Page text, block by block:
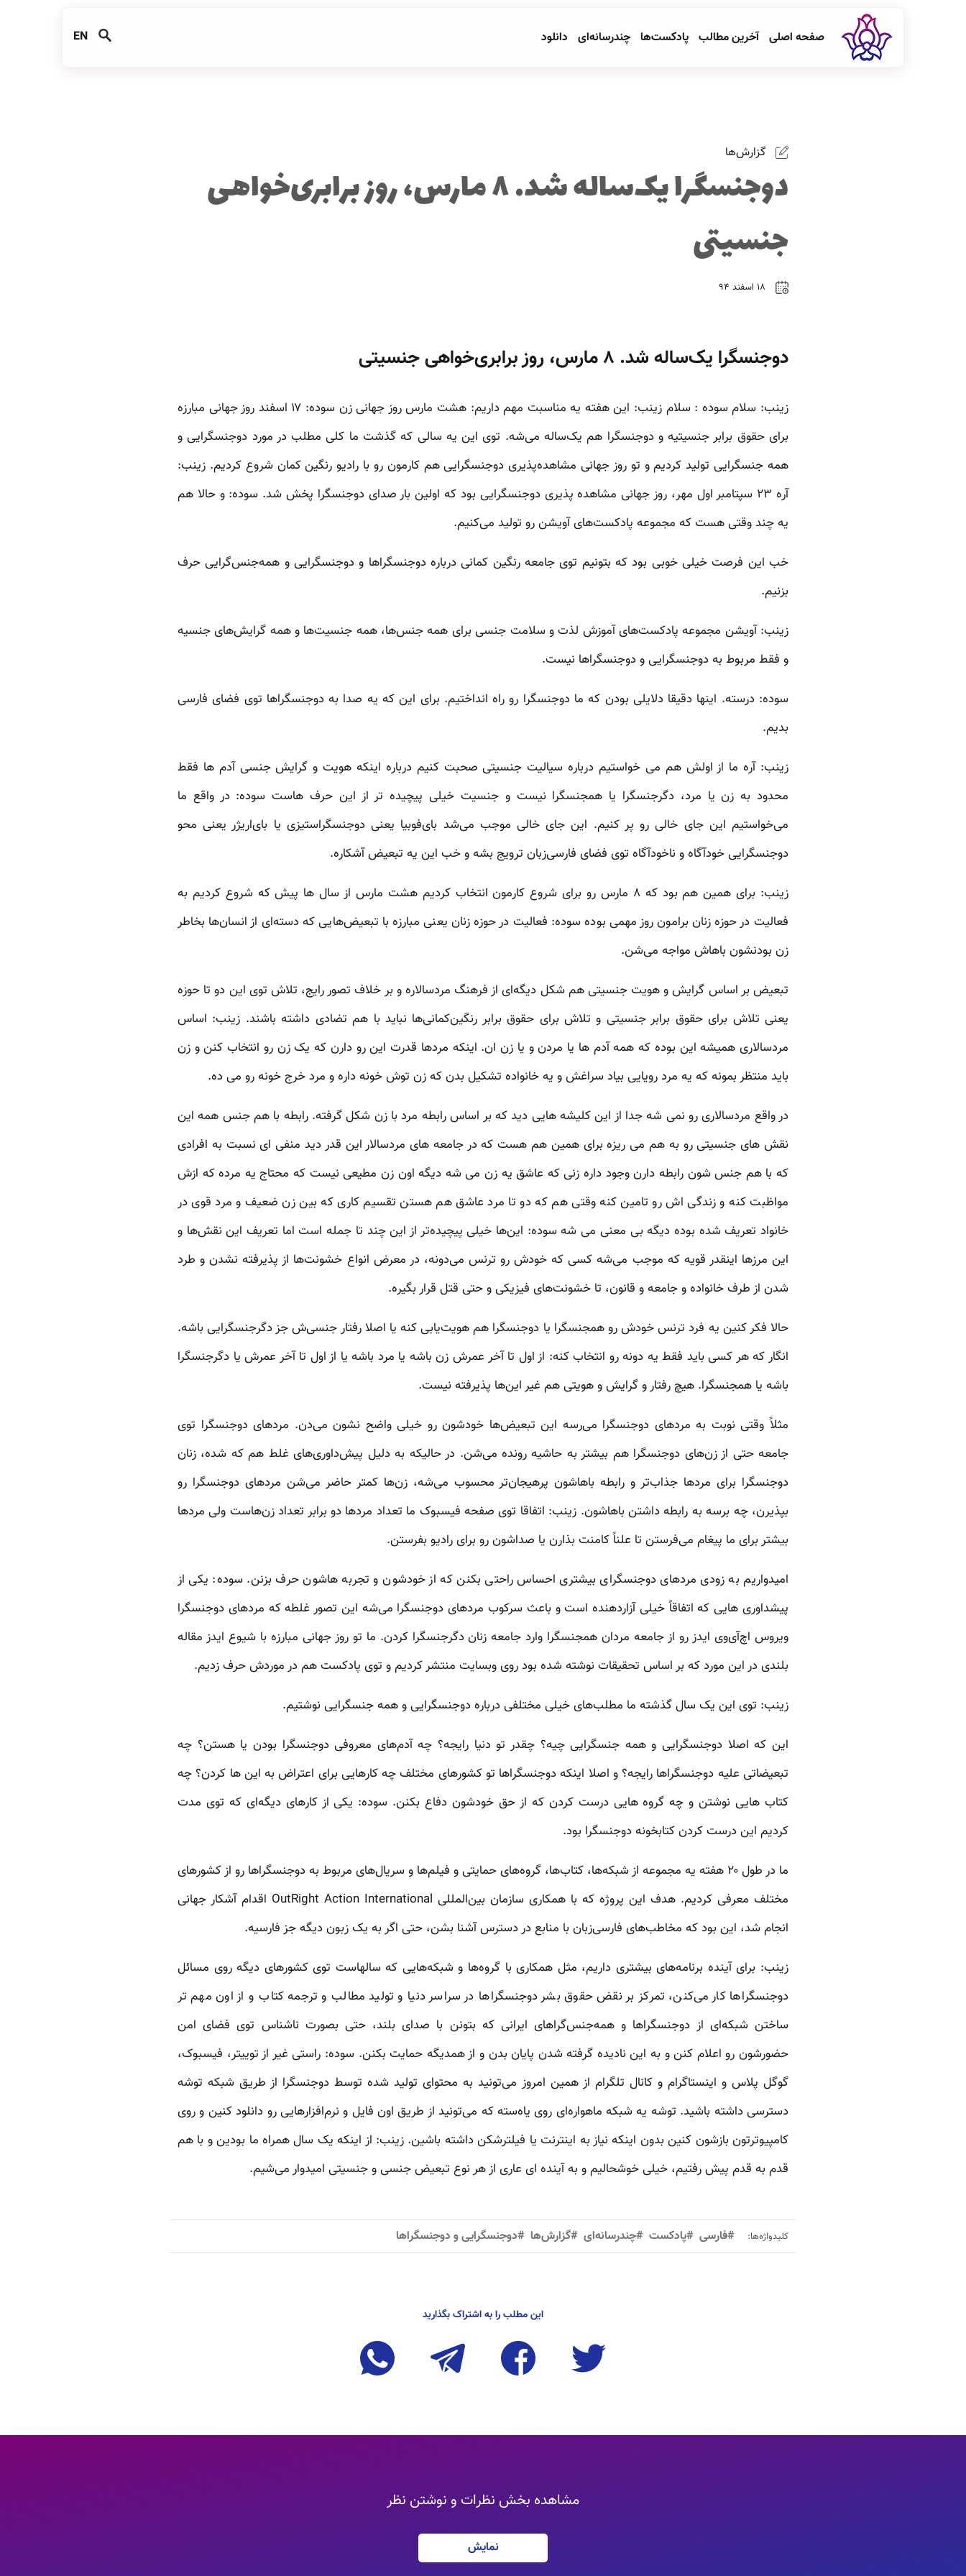
صفحه اصلی آخرین مطالب پادکست‌ها چندرسانه‌ای دانلود EN
گزارش‌ها
دوجنسگرا یک‌ساله شد. ۸ مارس، روز برابری‌خواهی
جنسیتی
دوجنسگرا یک‌ساله شد. ۸ مارس، روز برابری‌خواهی جنسیتی
زینب: سلام سوده : سلام زینب:‌ این هفته یه مناسبت مهم داریم: هشت مارس روز جهانی زن سوده: ۱۷ اسفند روز جهانی مبارزه
برای حقوق برابر جنسیتیه و دوجنسگرا هم یک‌ساله می‌شه. توی این یه سالی که گذشت ما کلی مطلب در مورد دوجنسگرایی و
همه جنسگرایی تولید کردیم و تو روز جهانی مشاهده‌پذیری دوجنسگرایی هم کارمون رو با رادیو رنگین کمان شروع کردیم. زینب:‌
آره ۲۳ سپتامبر اول مهر، روز جهانی مشاهده پذیری دوجنسگرایی بود که اولین بار صدای دوجنسگرا پخش شد. سوده:‌ و حالا هم
یه چند وقتی هست که مجموعه پادکست‌های آویشن رو تولید می‌کنیم.
خب این فرصت خیلی خوبی بود که بتونیم توی جامعه رنگین کمانی درباره دوجنسگراها و دوجنسگرایی و همه‌جنس‌گرایی حرف
بزنیم.
زینب:‌ آویشن مجموعه پادکست‌های آموزش لذت و سلامت جنسی برای همه جنس‌ها، همه جنسیت‌ها و همه گرایش‌های جنسیه
و فقط مربوط به دوجنسگرایی و دوجنسگراها نیست.
سوده:‌ درسته. اینها دقیقا دلایلی بودن که ما دوجنسگرا رو راه انداختیم. برای این که یه صدا به دوجنسگراها توی فضای فارسی
بدیم.
زینب:‌ آره ما از اولش هم می خواستیم درباره سیالیت جنسیتی صحبت کنیم درباره اینکه هویت و گرایش جنسی آدم ها فقط
محدود به زن یا مرد، دگرجنسگرا یا همجنسگرا نیست و جنسیت خیلی پیچیده تر از این حرف هاست سوده:‌ در واقع ما
می‌خواستیم این جای خالی رو پر کنیم. این جای خالی موجب می‌شد بای‌فوبیا یعنی دوجنسگراستیزی یا بای‌اریژر یعنی محو
دوجنسگرایی خودآگاه و ناخودآگاه توی فضای فارسی‌زبان ترویج بشه و خب این یه تبعیض آشکاره.
زینب:‌ برای همین هم بود که ۸ مارس رو برای شروع کارمون انتخاب کردیم هشت مارس از سال ها پیش که شروع کردیم به
فعالیت در حوزه زنان برامون روز مهمی بوده سوده: فعالیت در حوزه زنان یعنی مبارزه با تبعیض‌هایی که دسته‌ای از انسان‌ها بخاطر
زن بودنشون باهاش مواجه می‌شن.
تبعیض بر اساس گرایش و هویت جنسیتی هم شکل دیگه‌ای از فرهنگ مردسالاره و بر خلاف تصور رایج، تلاش توی این دو تا حوزه
یعنی تلاش برای حقوق برابر جنسیتی و تلاش برای حقوق برابر رنگین‌کمانی‌ها نباید با هم تضادی داشته باشند. زینب: اساس
مردسالاری همیشه این بوده که همه آدم ها یا مردن و یا زن ان. اینکه مردها قدرت این رو دارن که یک زن رو انتخاب کنن و زن
باید منتظر بمونه که یه مرد رویایی بیاد سراغش و یه خانواده تشکیل بدن که زن توش خونه داره و مرد خرج خونه رو می ده.
در واقع مردسالاری رو نمی شه جدا از این کلیشه هایی دید که بر اساس رابطه مرد با زن شکل گرفته. رابطه با هم جنس همه این
نقش های جنسیتی رو به هم می ریزه برای همین هم هست که در جامعه های مردسالار این قدر دید منفی ای نسبت به افرادی
که با هم جنس شون رابطه دارن وجود داره زنی که عاشق یه زن می شه دیگه اون زن مطیعی نیست که محتاج یه مرده که ازش
مواظبت کنه و زندگی اش رو تامین کنه وقتی هم که دو تا مرد عاشق هم هستن تقسیم کاری که بین زن ضعیف و مرد قوی در
خانواد تعریف شده بوده دیگه بی معنی می شه سوده: این‌ها خیلی پیچیده‌تر از این چند تا جمله است اما تعریف این نقش‌ها و
این مرزها اینقدر قویه که موجب می‌شه کسی که خودش رو ترنس می‌دونه، در معرض انواع خشونت‌ها از پذیرفته نشدن و طرد
شدن از طرف خانواده و جامعه و قانون، تا خشونت‌های فیزیکی و حتی قتل قرار بگیره.
حالا فکر کنین یه فرد ترنس خودش رو همجنسگرا یا دوجنسگرا هم هویت‌یابی کنه یا اصلا رفتار جنسی‌ش جز دگرجنسگرایی باشه.
انگار که هر کسی باید فقط یه دونه رو انتخاب کنه: از اول تا آخر عمرش زن باشه یا مرد باشه یا از اول تا آخر عمرش یا دگرجنسگرا
باشه یا همجنسگرا. هیچ رفتار و گرایش و هویتی هم غیر این‌ها پذیرفته نیست.
مثلاً وقتی نوبت به مردهای دوجنسگرا می‌رسه این تبعیض‌ها خودشون رو خیلی واضح نشون می‌دن. مردهای دوجنسگرا توی
جامعه حتی از زن‌های دوجنسگرا هم بیشتر به حاشیه رونده می‌شن. در حالیکه به دلیل پیش‌داوری‌های غلط هم که شده، زنان
دوجنسگرا برای مردها جذاب‌تر و رابطه باهاشون پرهیجان‌تر محسوب می‌شه، زن‌ها کمتر حاضر می‌شن مردهای دوجنسگرا رو
بپذیرن، چه برسه به رابطه داشتن باهاشون. زینب: اتفاقا توی صفحه فیسبوک ما تعداد مردها دو برابر تعداد زن‌هاست ولی مردها
بیشتر برای ما پیغام می‌فرستن تا علناً کامنت بذارن یا صداشون رو برای رادیو بفرستن.
امیدواریم به زودی مردهای دوجنسگرای بیشتری احساس راحتی بکنن که از خودشون و تجربه هاشون حرف بزنن. سوده: یکی از
پیشداوری هایی که اتفاقاً خیلی آزاردهنده است و باعث سرکوب مردهای دوجنسگرا می‌شه این تصور غلطه که مردهای دوجنسگرا
ویروس اچ‌آی‌وی ایدز رو از جامعه مردان همجنسگرا وارد جامعه زنان دگرجنسگرا کردن. ما تو روز جهانی مبارزه با شیوع ایدز مقاله
بلندی در این مورد که بر اساس تحقیقات نوشته شده بود روی وبسایت منتشر کردیم و توی پادکست هم در موردش حرف زدیم.
زینب: توی این یک سال گذشته ما مطلب‌های خیلی مختلفی درباره دوجنسگرایی و همه جنسگرایی نوشتیم.
این که اصلا دوجنسگرایی و همه جنسگرایی چیه؟ چقدر تو دنیا رایجه؟ چه آدم‌های معروفی دوجنسگرا بودن یا هستن؟ چه
تبعیضاتی علیه دوجنسگراها رایجه؟ و اصلا اینکه دوجنسگراها تو کشورهای مختلف چه کارهایی برای اعتراض به این ها کردن؟ چه
کتاب هایی نوشتن و چه گروه هایی درست کردن که از حق خودشون دفاع بکنن. سوده: یکی از کارهای دیگه‌ای که توی مدت
کردیم این درست کردن کتابخونه دوجنسگرا بود.
ما در طول ۲۰ هفته یه مجموعه از شبکه‌ها، کتاب‌ها، گروه‌های حمایتی و فیلم‌ها و سریال‌های مربوط به دوجنسگراها رو از کشورهای
مختلف معرفی کردیم. هدف این پروژه که با همکاری سازمان بین‌المللی OutRight Action International اقدام آشکار جهانی
انجام شد، این بود که مخاطب‌های فارسی‌زبان با منابع در دسترس آشنا بشن، حتی اگر به یک زبون دیگه جز فارسیه.
زینب: برای آینده برنامه‌های بیشتری داریم، مثل همکاری با گروه‌ها و شبکه‌هایی که سالهاست توی کشورهای دیگه روی مسائل
دوجنسگراها کار می‌کنن، تمرکز بر نقض حقوق بشر دوجنسگراها در سراسر دنیا و تولید مطالب و ترجمه کتاب‌ و از اون مهم تر
ساختن شبکه‌ای از دوجنسگراها و همه‌جنس‌گراهای ایرانی که بتونن با صدای بلند، حتی بصورت ناشناس توی فضای امن
حضورشون رو اعلام کنن و به این نادیده گرفته شدن پایان بدن و از همدیگه حمایت بکنن. سوده: راستی غیر از توییتر، فیسبوک،
گوگل پلاس و اینستاگرام و کانال تلگرام از همین امروز می‌تونید به محتوای تولید شده توسط دوجنسگرا از طریق شبکه توشه
دسترسی داشته باشید. توشه یه شبکه ماهواره‌ای روی یاه‌سته که می‌تونید از طریق اون فایل و نرم‌افزارهایی رو دانلود کنین و روی
کامپیوترتون بازشون کنین بدون اینکه نیاز به اینترنت یا فیلترشکن داشته باشین. زینب: از اینکه یک سال همراه ما بودین و با هم
قدم به قدم پیش رفتیم، خیلی خوشحالیم و به آینده ای عاری از هر نوع تبعیض جنسی و جنسیتی امیدوار می‌شیم.
کلیدواژه‌ها: #فارسی #پادکست #چندرسانه‌ای #گزارش‌ها #دوجنسگرایی و دوجنسگراها
این مطلب را به اشتراک بگذارید
مشاهده بخش نظرات و نوشتن نظر
نمایش